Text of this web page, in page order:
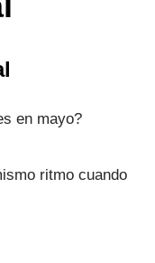
en mayo?
ritmo cuando